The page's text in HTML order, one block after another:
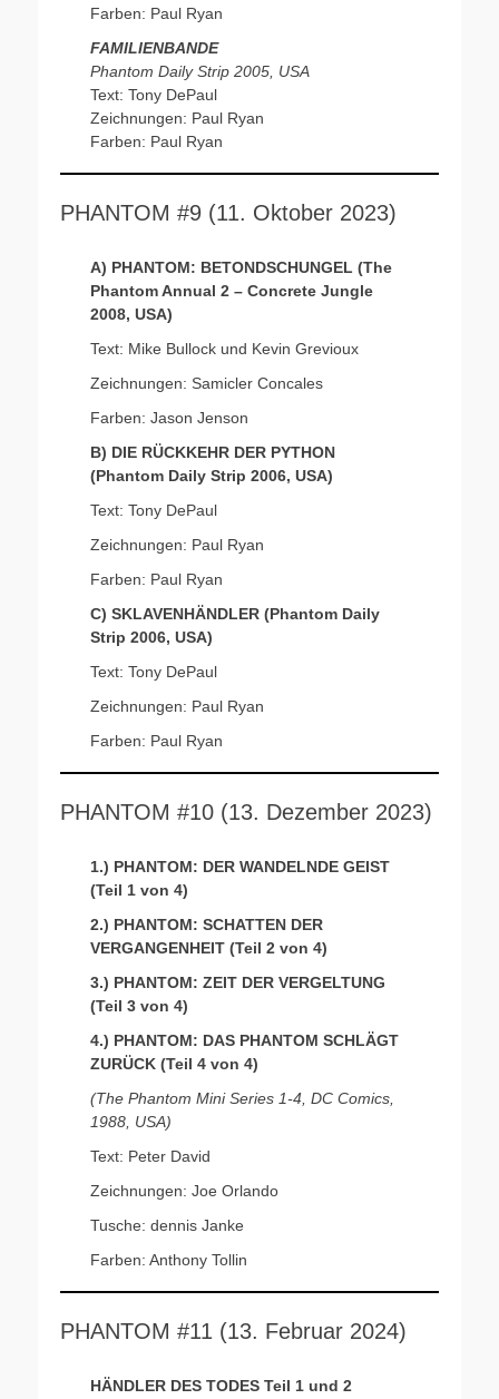
Farben: Paul Ryan
FAMILIENBANDE
Phantom Daily Strip 2005, USA
Text: Tony DePaul
Zeichnungen: Paul Ryan
Farben: Paul Ryan
PHANTOM #9 (11. Oktober 2023)
A) PHANTOM: BETONDSCHUNGEL (The
Phantom Annual 2 – Concrete Jungle
2008, USA)
Text: Mike Bullock und Kevin Grevioux
Zeichnungen: Samicler Concales
Farben: Jason Jenson
B) DIE RÜCKKEHR DER PYTHON
(Phantom Daily Strip 2006, USA)
Text: Tony DePaul
Zeichnungen: Paul Ryan
Farben: Paul Ryan
C) SKLAVENHÄNDLER (Phantom Daily
Strip 2006, USA)
Text: Tony DePaul
Zeichnungen: Paul Ryan
Farben: Paul Ryan
PHANTOM #10 (13. Dezember 2023)
1.) PHANTOM: DER WANDELNDE GEIST
(Teil 1 von 4)
2.) PHANTOM: SCHATTEN DER
VERGANGENHEIT (Teil 2 von 4)
3.) PHANTOM: ZEIT DER VERGELTUNG
(Teil 3 von 4)
4.) PHANTOM: DAS PHANTOM SCHLÄGT
ZURÜCK (Teil 4 von 4)
(The Phantom Mini Series 1-4, DC Comics,
1988, USA)
Text: Peter David
Zeichnungen: Joe Orlando
Tusche: dennis Janke
Farben: Anthony Tollin
PHANTOM #11 (13. Februar 2024)
HÄNDLER DES TODES Teil 1 und 2